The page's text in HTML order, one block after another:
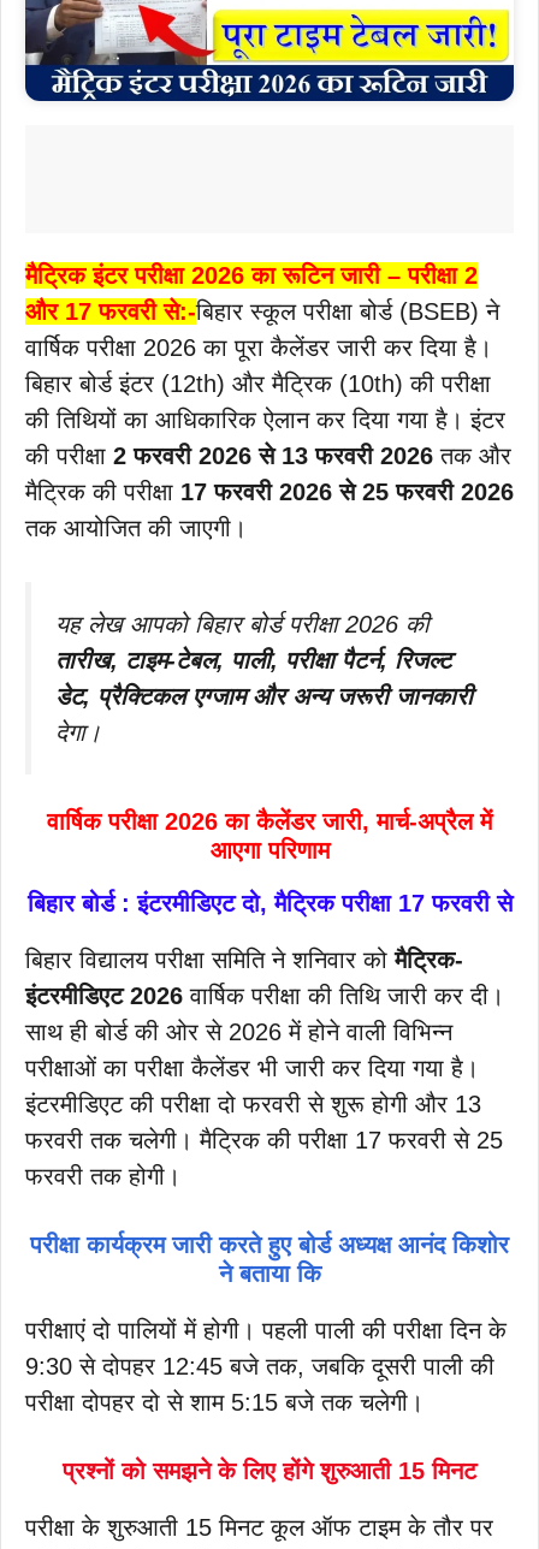
मैट्रिक इंटर परीक्षा 2026 का रूटिन जारी – परीक्षा 2
और 17 फरवरी से:-बिहार स्कूल परीक्षा बोर्ड (BSEB) ने
वार्षिक परीक्षा 2026 का पूरा कैलेंडर जारी कर दिया है।
बिहार बोर्ड इंटर (12th) और मैट्रिक (10th) की परीक्षा
की तिथियों का आधिकारिक ऐलान कर दिया गया है। इंटर
की परीक्षा 2 फरवरी 2026 से 13 फरवरी 2026 तक और
मैट्रिक की परीक्षा 17 फरवरी 2026 से 25 फरवरी 2026
तक आयोजित की जाएगी।
यह लेख आपको बिहार बोर्ड परीक्षा 2026 की
तारीख, टाइम-टेबल, पाली, परीक्षा पैटर्न, रिजल्ट
डेट, प्रैक्टिकल एग्जाम और अन्य जरूरी जानकारी
देगा।
वार्षिक परीक्षा 2026 का कैलेंडर जारी, मार्च-अप्रैल में
आएगा परिणाम
बिहार बोर्ड : इंटरमीडिएट दो, मैट्रिक परीक्षा 17 फरवरी से
बिहार विद्यालय परीक्षा समिति ने शनिवार कोमैट्रिक-
इंटरमीडिएट 2026वार्षिक परीक्षा की तिथि जारी कर दी।
साथ ही बोर्ड की ओर से 2026 में होने वाली विभिन्न
परीक्षाओं का परीक्षा कैलेंडर भी जारी कर दिया गया है।
इंटरमीडिएट की परीक्षा दो फरवरी से शुरू होगी और 13
फरवरी तक चलेगी। मैट्रिक की परीक्षा 17 फरवरी से 25
फरवरी तक होगी।
परीक्षा कार्यक्रम जारी करते हुए बोर्ड अध्यक्ष आनंद किशोर
ने बताया कि
परीक्षाएं दो पालियों में होगी। पहली पाली की परीक्षा दिन के
9:30 से दोपहर 12:45 बजे तक, जबकि दूसरी पाली की
परीक्षा दोपहर दो से शाम 5:15 बजे तक चलेगी।
प्रश्नों को समझने के लिए होंगे शुरुआती 15 मिनट
परीक्षा के शुरुआती 15 मिनट कूल ऑफ टाइम के तौर पर